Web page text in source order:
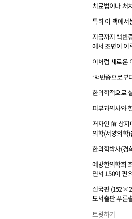
치료법이나 처
특히 이 책에서
지금까지 백반
에서 조명이 이
이처럼 새로운
‘백반증으로부
한의학적으로
피부과의사와
저자인 前 상지
의학(서양의학)
한의학박사(경
예방한의학회
면서 150여 편
신국판
도서출판 푸
트윗하기